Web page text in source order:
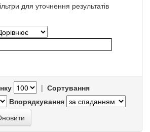
для уточнення результатів
| Сортування
Впорядкування